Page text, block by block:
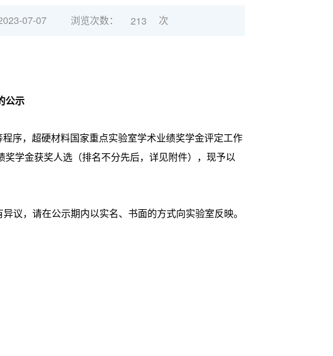
07-07 浏览次数： 213 次
公示
序，超硬材料国家重点实验室学术业绩奖学金评定工作
学金获奖人选（排名不分先后，详见附件），现予以
议，请在公示期内以实名、书面的方式向实验室反映。